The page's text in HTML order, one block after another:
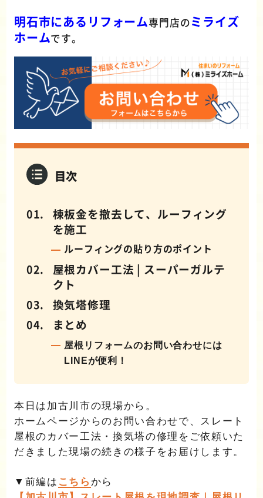
明石市にあるリフォーム専門店のミライズ
ホームです。
目次
棟板金を撤去して、ルーフィング
を施工
ルーフィングの貼り方のポイント
屋根カバー工法 | スーパーガルテ
クト
換気塔修理
まとめ
屋根リフォームのお問い合わせには
LINEが便利！
本日は加古川市の現場から。
ホームページからのお問い合わせで、スレート
屋根のカバー工法・換気塔の修理をご依頼いた
だきました現場の続きの様子をお届けします。
▼前編は こちら から